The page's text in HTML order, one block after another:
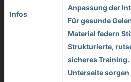
Infos
Anpassung der
Für gesunde
Material federn
Strukturierte,
sicheres
Unterseite